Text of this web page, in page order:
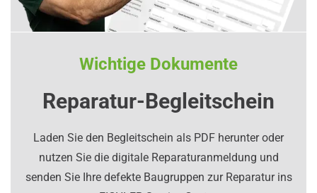
Wichtige Dokumente
Reparatur-Begleitschein
Laden Sie den Begleitschein als PDF herunter oder
nutzen Sie die digitale Reparaturanmeldung und
senden Sie Ihre defekte Baugruppen zur Reparatur ins